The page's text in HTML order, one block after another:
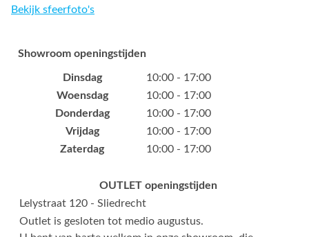
Bekijk sfeerfoto's
Showroom openingstijden
Dinsdag
10:00 - 17:00
Woensdag
10:00 - 17:00
Donderdag
10:00 - 17:00
Vrijdag
10:00 - 17:00
Zaterdag
10:00 - 17:00
OUTLET openingstijden
Lelystraat 120 - Sliedrecht
Outlet is gesloten tot medio augustus.